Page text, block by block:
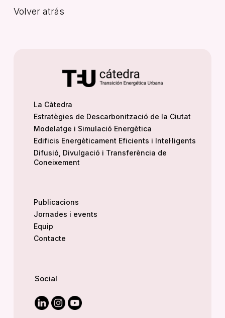
Volver atrás
La Càtedra
Estratègies de Descarbonització de la Ciutat
Modelatge i Simulació Energètica
Edificis Energèticament Eficients i Intel·ligents
Difusió, Divulgació i Transferència de
Coneixement
Publicacions
Jornades i events
Equip
Contacte
Social